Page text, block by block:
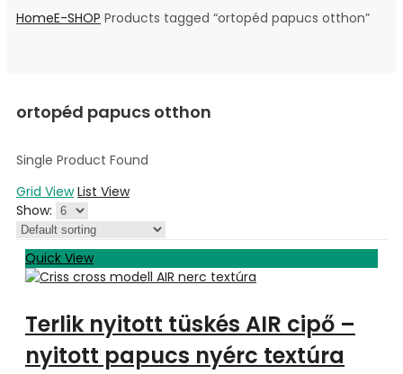
HomeE-SHOP Products tagged “ortopéd papucs otthon”
ortopéd papucs otthon
Single Product Found
Grid View List View
Show:
Quick View
Terlik nyitott tüskés AIR cipő –
nyitott papucs nyérc textúra